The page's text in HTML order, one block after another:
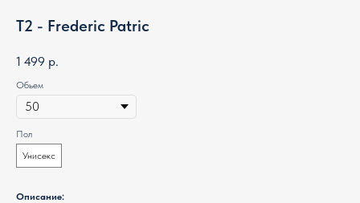
T2 - Frederic Patric
1 499 р.
Обьем
Пол
Унисекс
Описание: